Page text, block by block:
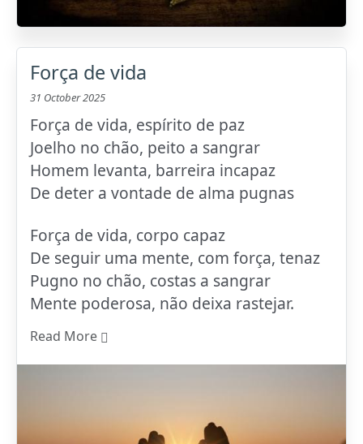
Força de vida
31 October 2025
Força de vida, espírito de paz
Joelho no chão, peito a sangrar
Homem levanta, barreira incapaz
De deter a vontade de alma pugnas
Força de vida, corpo capaz
De seguir uma mente, com força, tenaz
Pugno no chão, costas a sangrar
Mente poderosa, não deixa rastejar.
Read More